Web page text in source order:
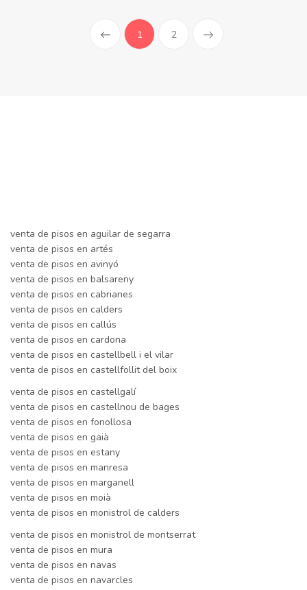
1 (current)
2
venta de pisos en aguilar de segarra
venta de pisos en artés
venta de pisos en avinyó
venta de pisos en balsareny
venta de pisos en cabrianes
venta de pisos en calders
venta de pisos en callús
venta de pisos en cardona
venta de pisos en castellbell i el vilar
venta de pisos en castellfollit del boix
venta de pisos en castellgalí
venta de pisos en castellnou de bages
venta de pisos en fonollosa
venta de pisos en gaià
venta de pisos en estany
venta de pisos en manresa
venta de pisos en marganell
venta de pisos en moià
venta de pisos en monistrol de calders
venta de pisos en monistrol de montserrat
venta de pisos en mura
venta de pisos en navas
venta de pisos en navarcles